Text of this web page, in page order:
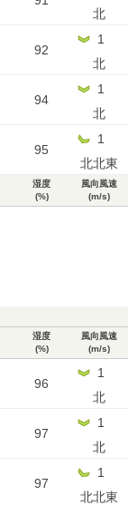
北
92
1
北
94
1
北
95
1
北北東
湿度
(%)
風向風速
(m/s)
湿度
(%)
風向風速
(m/s)
96
1
北
97
1
北
97
1
北北東